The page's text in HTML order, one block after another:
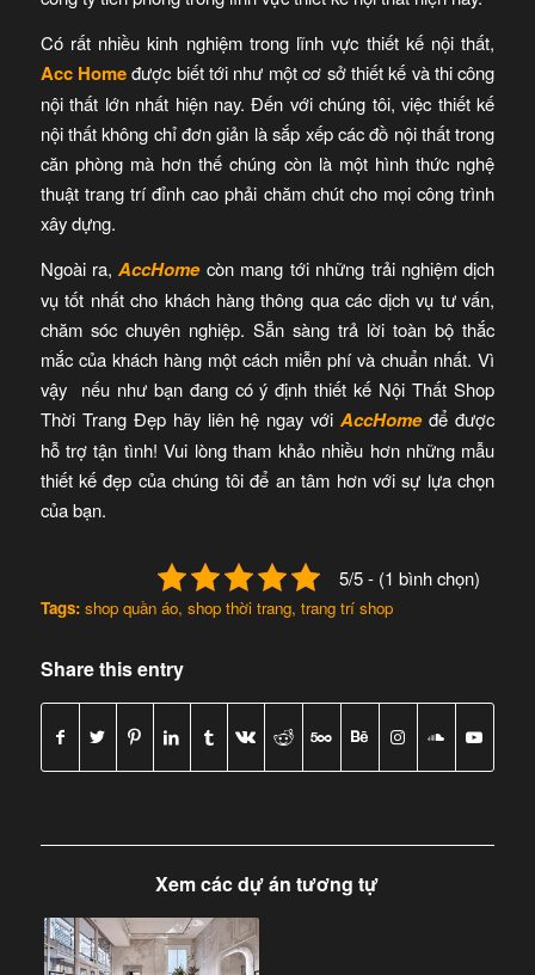
Có rất nhiều kinh nghiệm trong lĩnh vực thiết kế nội thất,
Acc Homeđược biết tới như một cơ sở thiết kế và thi công
nội thất lớn nhất hiện nay. Đến với chúng tôi, việc thiết kế
nội thất không chỉ đơn giản là sắp xếp các đồ nội thất trong
căn phòng mà hơn thế chúng còn là một hình thức nghệ
thuật trang trí đỉnh cao phải chăm chút cho mọi công trình
xây dựng.
Ngoài ra,AccHome còn mang tới những trải nghiệm dịch
vụ tốt nhất cho khách hàng thông qua các dịch vụ tư vấn,
chăm sóc chuyên nghiệp. Sẵn sàng trả lời toàn bộ thắc
mắc của khách hàng một cách miễn phí và chuẩn nhất. Vì
vậy nếu như bạn đang có ý định thiết kế Nội Thất Shop
Thời Trang Đẹp hãy liên hệ ngay vớiAccHome để được
hỗ trợ tận tình! Vui lòng tham khảo nhiều hơn những mẫu
thiết kế đẹp của chúng tôi để an tâm hơn với sự lựa chọn
của bạn.
5/5 - (1 bình chọn)
Tags: shop quần áo, shop thời trang, trang trí shop
Share this entry
Xem các dự án tương tự